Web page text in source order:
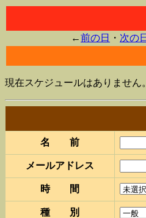
←前の日 ・ 次の日
現在スケジュールはありません。
名 前
メールアドレス
時 間
種 別